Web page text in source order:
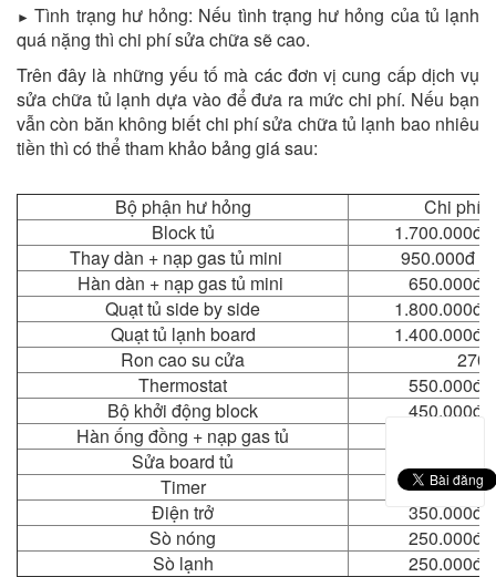
►Tình trạng hư hỏng: Nếu tình trạng hư hỏng của tủ lạnh
quá nặng thì chi phí sửa chữa sẽ cao.
Trên đây là những yếu tố mà các đơn vị cung cấp dịch vụ
sửa chữa tủ lạnh dựa vào để đưa ra mức chi phí. Nếu bạn
vẫn còn băn không biết chi phí sửa chữa tủ lạnh bao nhiêu
tiền thì có thể tham khảo bảng giá sau:
Bộ phận hư hỏng
Chi phí
Block tủ
1.700.000đ
Thay dàn + nạp gas tủ mini
950.000đ –
Hàn dàn + nạp gas tủ mini
650.000đ
Quạt tủ side by side
1.800.000đ
Quạt tủ lạnh board
1.400.000đ
Ron cao su cửa
Thermostat
550.000đ
Bộ khởi động block
450.000đ
Hàn ống đồng + nạp gas tủ
Sửa board tủ
Timer
450.000đ
Điện trở
350.000đ
Sò nóng
250.000đ
Sò lạnh
250.000đ